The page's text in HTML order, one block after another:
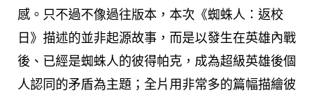
感。只不過不像過往版本，本次《蜘蛛人：返校
日》描述的並非起源故事，而是以發生在英雄內戰
後、已經是蜘蛛人的彼得帕克，成為超級英雄後個
人認同的矛盾為主題；全片用非常多的篇幅描繪彼